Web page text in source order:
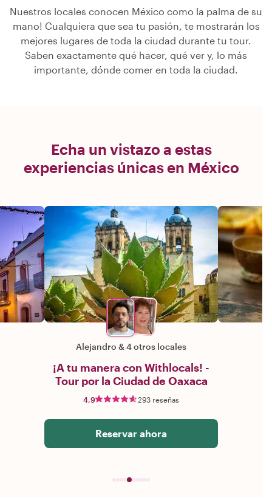
Nuestros locales conocen México como la palma de su
mano! Cualquiera que sea tu pasión, te mostrarán los
mejores lugares de toda la ciudad durante tu tour.
Saben exactamente qué hacer, qué ver y, lo más
importante, dónde comer en toda la ciudad.
Echa un vistazo a estas
experiencias únicas en México
Alejandro &4 otros locales
¡A tu manera con Withlocals! -
Tour por la Ciudad de Oaxaca
4,9 293 reseñas
Reservar ahora